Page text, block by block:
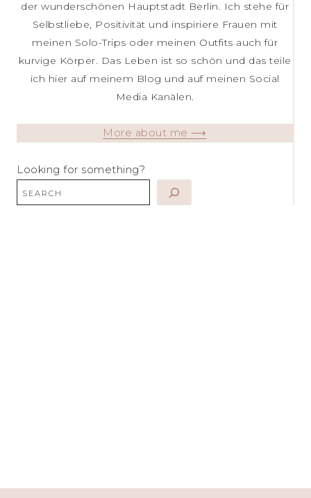
der wunderschönen Hauptstadt Berlin. Ich stehe für
Selbstliebe, Positivität und inspiriere Frauen mit
meinen Solo-Trips oder meinen Outfits auch für
kurvige Körper. Das Leben ist so schön und das teile
ich hier auf meinem Blog und auf meinen Social
Media Kanälen.
More about me ⟶
Looking for something?